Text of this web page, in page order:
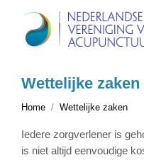
Wettelijke zaken
Home Wettelijke zaken
Iedere zorgverlener is
is niet altijd eenvoudige